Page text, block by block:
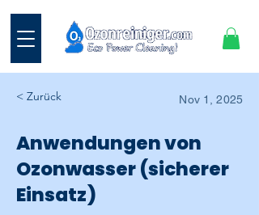
< Zurück Nov 1, 2025
Anwendungen von
Ozonwasser (sicherer
Einsatz)